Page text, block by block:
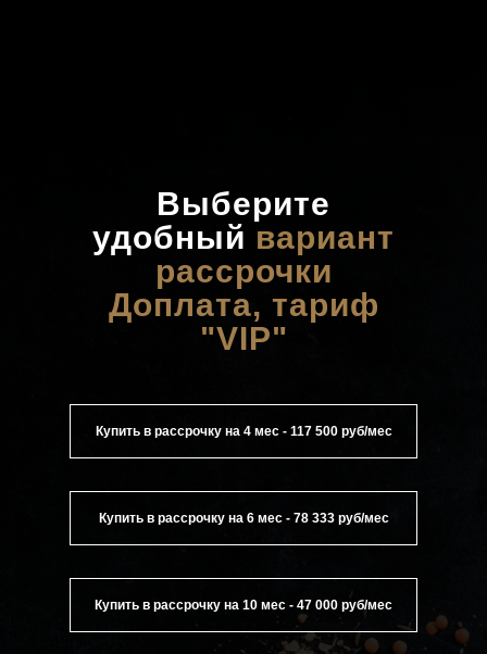
Выберите
удобный вариант
рассрочки
Доплата, тариф
"VIP"
Купить в рассрочку на 4 мес - 117 500 руб/мес
Купить в рассрочку на 6 мес - 78 333 руб/мес
Купить в рассрочку на 10 мес - 47 000 руб/мес